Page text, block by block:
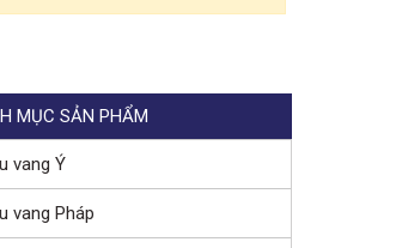
MỤC SẢN PHẨM
vang Ý
vang Pháp